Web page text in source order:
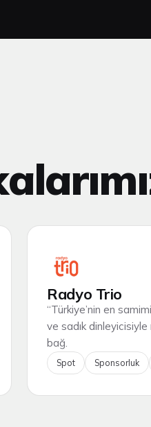
Radyo Trio
“Türkiye’nin en
ve sadık
bağ.
Spot Sponsorluk